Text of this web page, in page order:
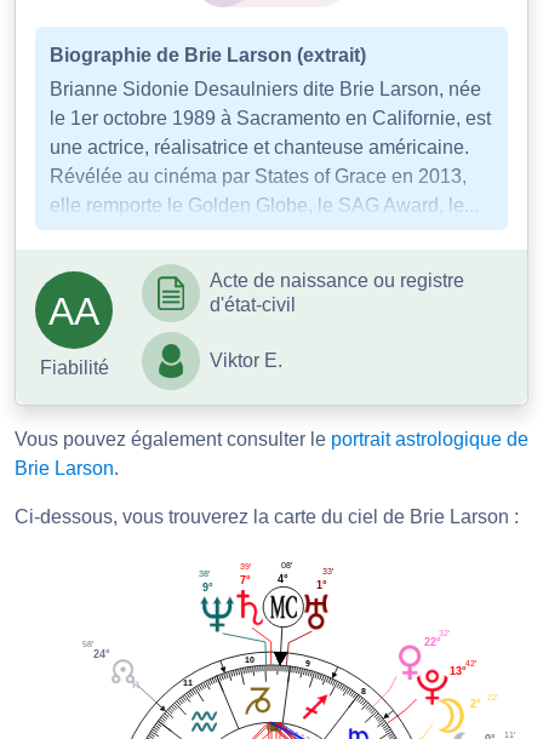
Biographie de Brie Larson (extrait)
Brianne Sidonie Desaulniers dite Brie Larson, née
le 1er octobre 1989 à Sacramento en Californie, est
une actrice, réalisatrice et chanteuse américaine.
Révélée au cinéma par States of Grace en 2013,
elle remporte le Golden Globe, le SAG Award, le...
AA
Fiabilité
Acte de naissance ou registre
d'état-civil
Viktor E.
Vous pouvez également consulter le portrait astrologique de
Brie Larson.
Ci-dessous, vous trouverez la carte du ciel de Brie Larson :
8
9
10
11
11'
2°
22'
13°
42'
22°
32'
1°
33'
4°
08'
7°
39'
9°
38'
24°
58'